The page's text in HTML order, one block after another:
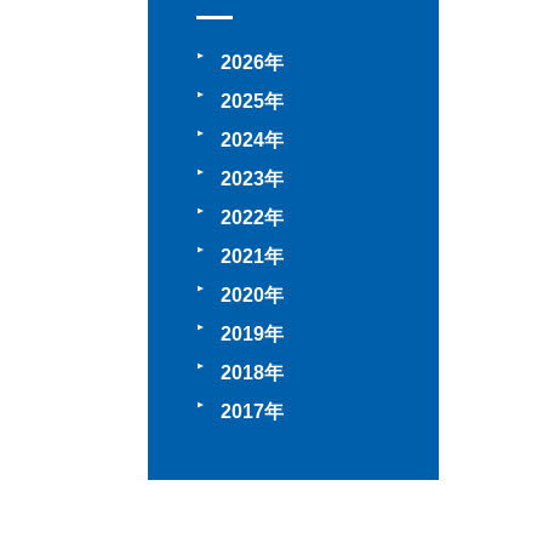
2026
2025
2024
2023
2022
2021
2020
2019
2018
2017